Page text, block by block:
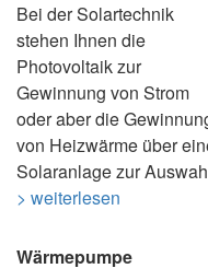
Bei der Solartechnik
stehen Ihnen die
Photovoltaik zur
Gewinnung von Strom
oder aber die
von Heizwärme über
Solaranlage zur
> weiterlesen
Wärmepumpe